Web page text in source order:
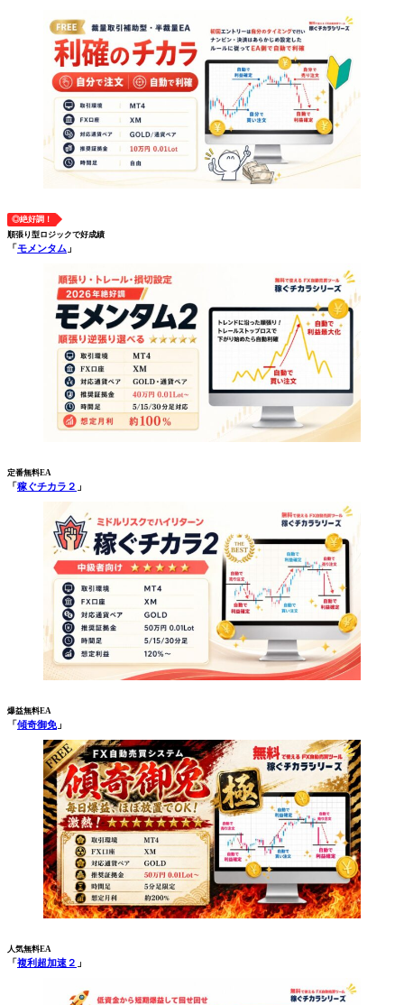
◎絶好調！
順張り型ロジックで好成績
「モメンタム 」
定番無料EA
「稼ぐチカラ２ 」
爆益無料EA
「傾奇御免」
人気無料EA
「複利超加速２ 」